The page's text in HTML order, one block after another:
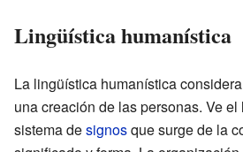
Lingüística humanística
La lingüística humanística
una creación de las personas. Ve
sistema designosque surge de la